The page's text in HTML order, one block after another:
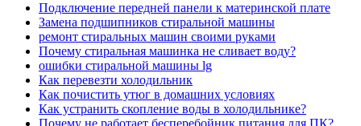
Подключение передней панели к материнской плате
Замена подшипников стиральной машины
ремонт стиральных машин своими руками
Почему стиральная машинка не сливает воду?
ошибки стиральной машины lg
Как перевезти холодильник
Как почистить утюг в домашних условиях
Как устранить скопление воды в холодильнике?
Почему не работает бесперебойник питания для ПК?